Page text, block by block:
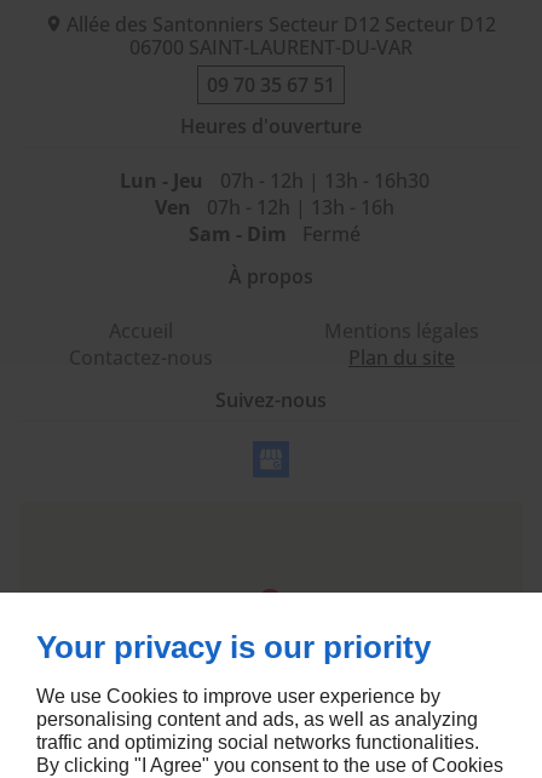
Allée des Santonniers Secteur D12 Secteur D12
06700 SAINT-LAURENT-DU-VAR
09 70 35 67 51
Heures d'ouverture
Lun - Jeu
07h - 12h | 13h - 16h30
Ven
07h - 12h | 13h - 16h
Sam - Dim
Fermé
À propos
Plan du site
Suivez-nous
Your privacy is our priority
We use Cookies to improve user experience by
personalising content and ads, as well as analyzing
traffic and optimizing social networks functionalities.
By clicking "I Agree" you consent to the use of Cookies